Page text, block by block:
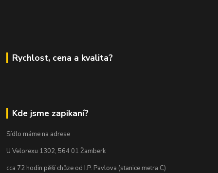
Rychlost, cena a kvalita?
Kde jsme zapikaní?
Sídlo máme na adrese
U Velorexu 1302, 564 01 Žamberk
cca 72 hodin pěší chůze od I.P. Pavlova (stanice metra C)